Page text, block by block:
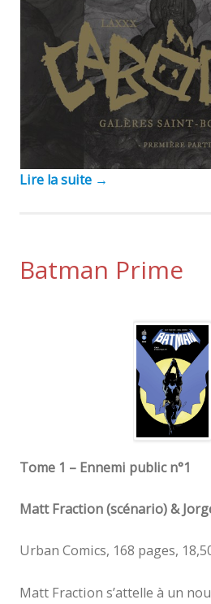
Lire la suite →
Batman Prime
Tome 1 – Ennemi public n°1
Matt Fraction (scénario) &
Urban Comics, 168 pages,
Matt Fraction s’attelle à un